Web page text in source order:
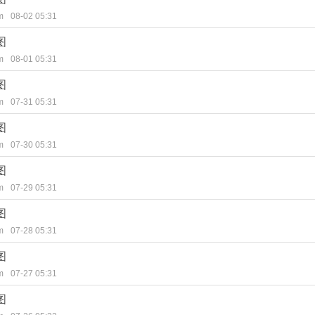
08-02 05:31
08-01 05:31
07-31 05:31
07-30 05:31
07-29 05:31
07-28 05:31
07-27 05:31